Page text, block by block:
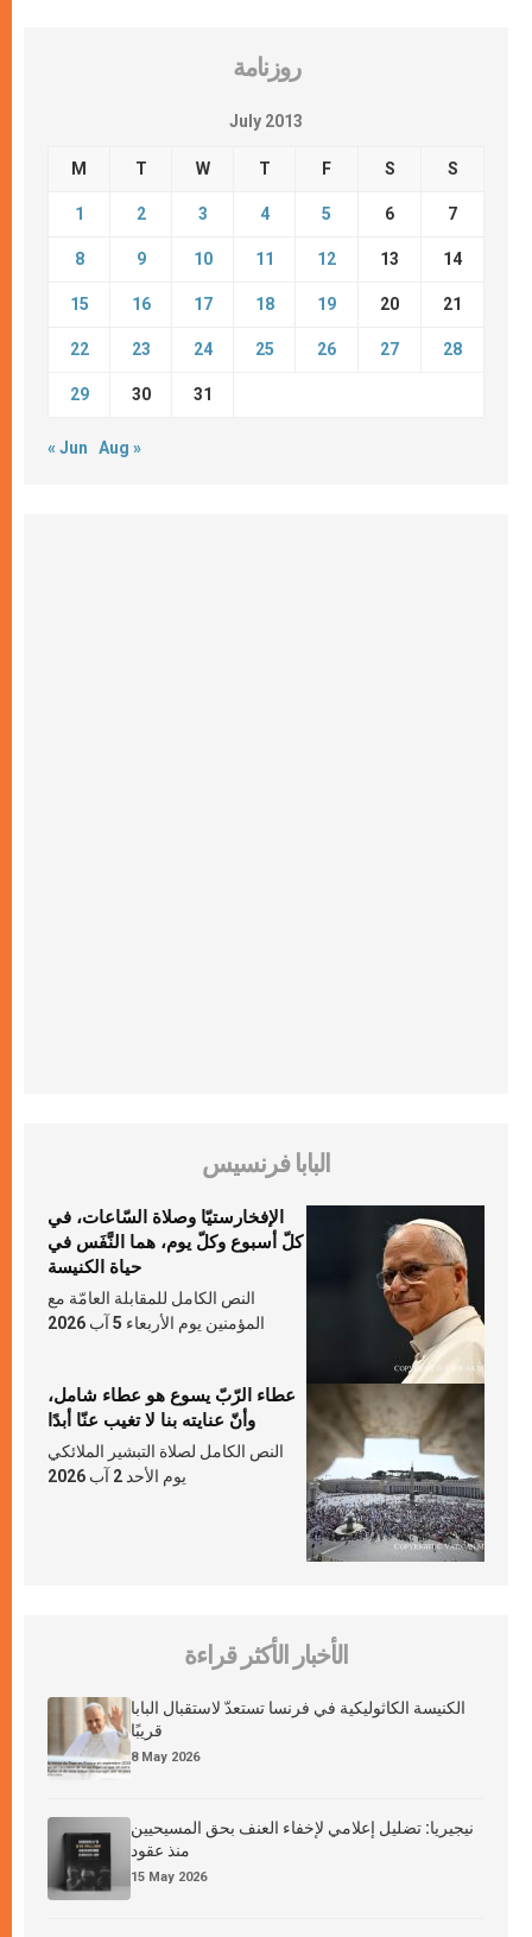
روزنامة
July 2013
M T W T F S S
1 2 3 4 5 6 7
8 9 10 11 12 13 14
15 16 17 18 19 20 21
22 23 24 25 26 27 28
29 30 31
« Jun Aug »
البابا فرنسيس
الإفخارستيّا وصلاة السّاعات، في
كلّ أسبوع وكلّ يوم، هما النَّفَس في
حياة الكنيسة
النص الكامل للمقابلة العامّة مع
المؤمنين يوم الأربعاء 5 آب 2026
عطاء الرّبّ يسوع هو عطاء شامل،
وأنّ عنايته بنا لا تغيب عنّا أبدًا
النص الكامل لصلاة التبشير الملائكي
يوم الأحد 2 آب 2026
الأخبار الأكثر قراءة
الكنيسة الكاثوليكية في فرنسا تستعدّ لاستقبال البابا
قريبًا
8 May 2026
نيجيريا: تضليل إعلامي لإخفاء العنف بحق المسيحيين
منذ عقود
15 May 2026